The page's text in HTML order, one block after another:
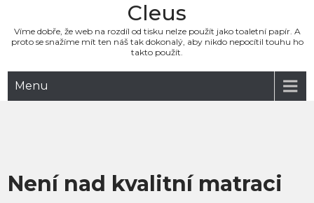
Cleus
Víme dobře, že web na rozdíl od tisku nelze použít jako toaletní papír. A
proto se snažíme mít ten náš tak dokonalý, aby nikdo nepocítil touhu ho
takto použít.
Menu
Není nad kvalitní matraci